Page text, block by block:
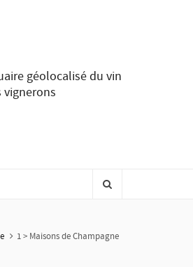
géolocalisé du vin
vignerons
1 > Maisons de Champagne